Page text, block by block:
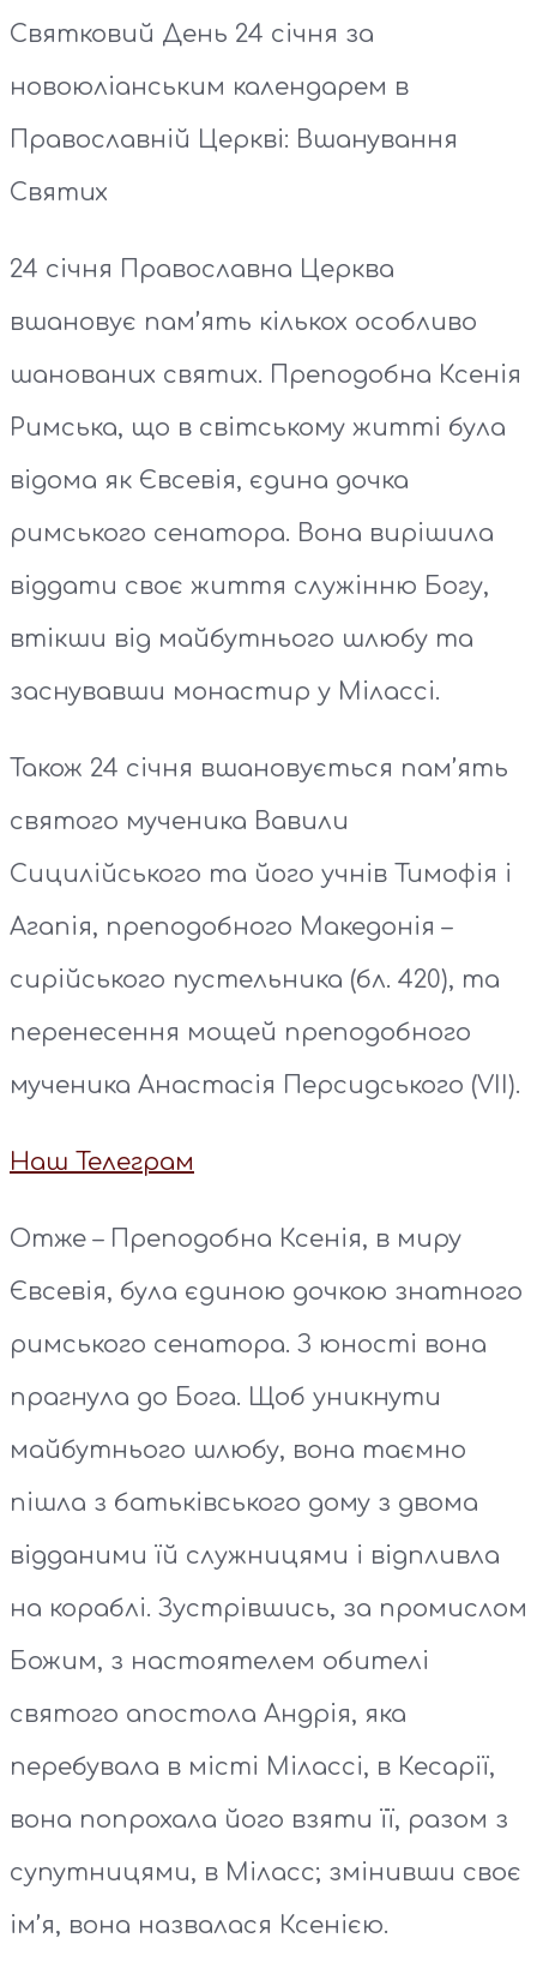
Святковий День 24 січня за
новоюліанським календарем в
Православній Церкві: Вшанування
Святих
24 січня Православна Церква
вшановує пам’ять кількох особливо
шанованих святих. Преподобна Ксенія
Римська, що в світському житті була
відома як Євсевія, єдина дочка
римського сенатора. Вона вирішила
віддати своє життя служінню Богу,
втікши від майбутнього шлюбу та
заснувавши монастир у Мілассі.
Також 24 січня вшановується пам’ять
святого мученика Вавили
Сицилійського та його учнів Тимофія і
Агапія, преподобного Македонія –
сирійського пустельника (бл. 420), та
перенесення мощей преподобного
мученика Анастасія Персидського (VІІ).
Наш Телеграм
Отже – Преподобна Ксенія, в миру
Євсевія, була єдиною дочкою знатного
римського сенатора. З юності вона
прагнула до Бога. Щоб уникнути
майбутнього шлюбу, вона таємно
пішла з батьківського дому з двома
відданими їй служницями і відпливла
на кораблі. Зустрівшись, за промислом
Божим, з настоятелем обителі
святого апостола Андрія, яка
перебувала в місті Мілассі, в Кесарії,
вона попрохала його взяти її, разом з
супутницями, в Міласс; змінивши своє
ім’я, вона назвалася Ксенією.